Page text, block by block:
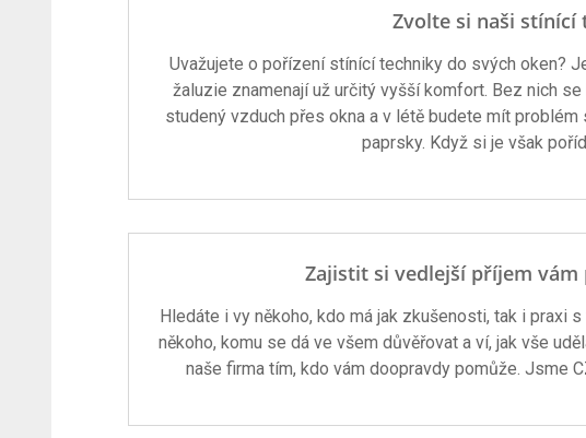
Zvolte si naši stínící
Uvažujete o pořízení stínící techniky do svých oken?
žaluzie znamenají už určitý vyšší komfort. Bez nich
studený vzduch přes okna a v létě budete mít
paprsky. Když si je však
Zajistit si vedlejší příjem vám
Hledáte i vy někoho, kdo má jak zkušenosti, tak i praxi
někoho, komu se dá ve všem důvěřovat a ví, jak vše
naše firma tím, kdo vám doopravdy pomůže. Jsme